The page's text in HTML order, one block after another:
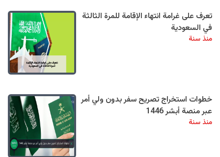
تعرف على غرامة انتهاء الإقامة للمرة الثالثة
في السعودية
منذ سنة
خطوات استخراج تصريح سفر بدون ولي أمر
عبر منصة أبشر 1446
منذ سنة